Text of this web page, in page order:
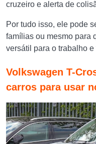
cruzeiro e alerta de
Por tudo isso, ele pode
famílias ou mesmo para
versátil para o trabalho e
Volkswagen T-
carros para usar